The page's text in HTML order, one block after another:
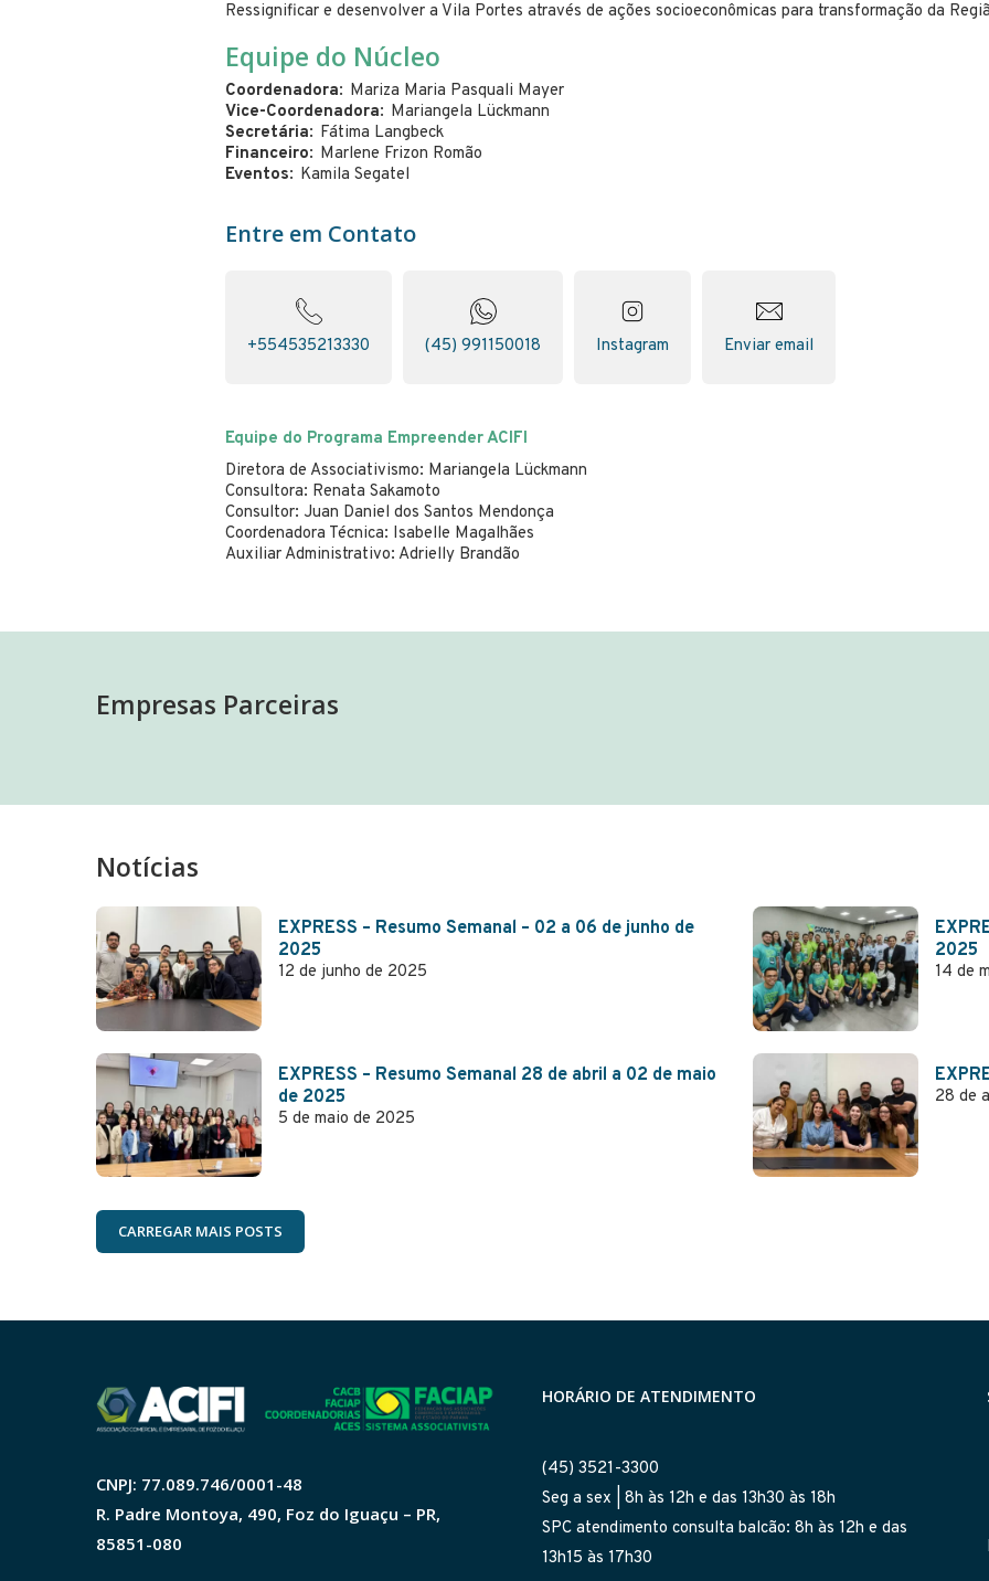
Ressignificar e desenvolver a Vila Portes através de ações socioeconômicas para transformação da
Equipe do Núcleo
Coordenadora
Mariza Maria Pasquali Mayer
Vice-Coordenadora
Mariangela Lückmann
Secretária
Fátima Langbeck
Financeiro
Marlene Frizon Romão
Eventos
Kamila Segatel
Entre em Contato
+554535213330 (45) 991150018 Instagram Enviar email
Equipe do Programa Empreender ACIFI
Diretora de Associativismo: Mariangela Lückmann
Consultora: Renata Sakamoto
Consultor: Juan Daniel dos Santos Mendonça
Coordenadora Técnica: Isabelle Magalhães
Auxiliar Administrativo: Adrielly Brandão
Empresas Parceiras
Notícias
EXPRESS – Resumo Semanal – 02 a 06 de junho de
2025
12 de junho de 2025
2025
14 de
EXPRESS – Resumo Semanal 28 de abril a 02 de maio
de 2025
5 de maio de 2025
28 de
CARREGAR MAIS POSTS
CNPJ: 77.089.746/0001-48
R. Padre Montoya, 490, Foz do Iguaçu – PR,
85851-080
HORÁRIO DE ATENDIMENTO
(45) 3521-3300
Seg a sex | 8h às 12h e das 13h30 às 18h
SPC atendimento consulta balcão: 8h às 12h e das
13h15 às 17h30